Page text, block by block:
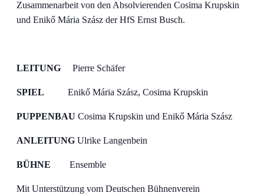
Zusammenarbeit von den Absolvierenden Cosima Krupskin
und Enikő Mária Szász der HfS Ernst Busch.
LEITUNG Pierre Schäfer
SPIEL Enikő Mária Szász, Cosima Krupskin
PUPPENBAU Cosima Krupskin und Enikő Mária Szász
ANLEITUNG Ulrike Langenbein
BÜHNE Ensemble
Mit Unterstützung vom Deutschen Bühnenverein